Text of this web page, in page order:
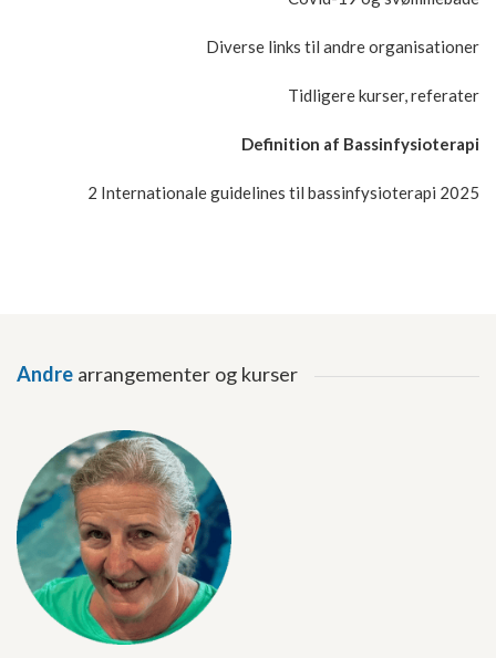
Diverse links til andre organisationer
Tidligere kurser, referater
Definition af Bassinfysioterapi
2 Internationale guidelines til bassinfysioterapi 2025
Andre arrangementer og kurser